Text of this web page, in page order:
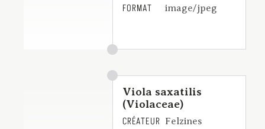
FORMAT image/jpeg
Viola saxatilis
(Violaceae)
CRÉATEUR Felzines